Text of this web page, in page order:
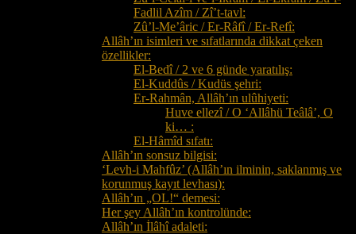
Fadlil Azîm / Zî’t-tavl:
Zû’l-Me’âric / Er-Râfî / Er-Refî:
Allâh’ın isimleri ve sıfatlarında dikkat çeken
özellikler:
El-Bedî / 2 ve 6 günde yaratılış:
El-Kuddûs / Kudüs şehri:
Er-Rahmân, Allâh’ın ulûhiyeti:
Huve ellezî / O ‘Allâhü Teâlâ’, O
ki… :
El-Hâmîd sıfatı:
Allâh’ın sonsuz bilgisi:
‘Levh-i Mahfûz’ (Allâh’ın ilminin, saklanmış ve
korunmuş kayıt levhası):
Allâh’ın „OL!“ demesi:
Her şey Allâh’ın kontrolünde:
Allâh’ın İlâhî adaleti: